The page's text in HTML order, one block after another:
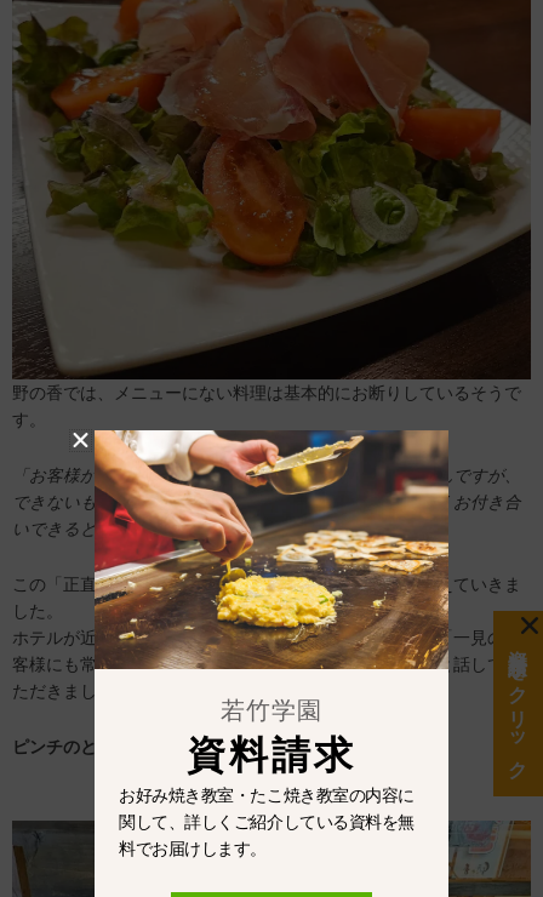
野の香では、メニューにない料理は基本的にお断りしているそうで
す。
「 お客様から『これ作れない？』と言われることもあるんですが、
できないものはできないと正直に言います。その方が長くお付き合
いできると思って」
この「正直さ」がお店の信頼感につながり、常連客が増えていきま
した。
ホテルが近くにあるため一見のお客様も多いのですが、「一見のお
客様にも常連と同じ接客をする」という姿勢を崩さないと話してい
ただきました。
ピンチのときこそ、変 わるサイン 資料請求をクリック
若竹学園
資料請求
お好み焼き教室・たこ焼き教室の内容に
関して、詳しくご紹介している資料を無
料でお届けします。